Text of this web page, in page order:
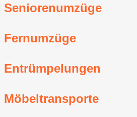
Seniorenumzüge
Fernumzüge
Entrümpelungen
Möbeltransporte